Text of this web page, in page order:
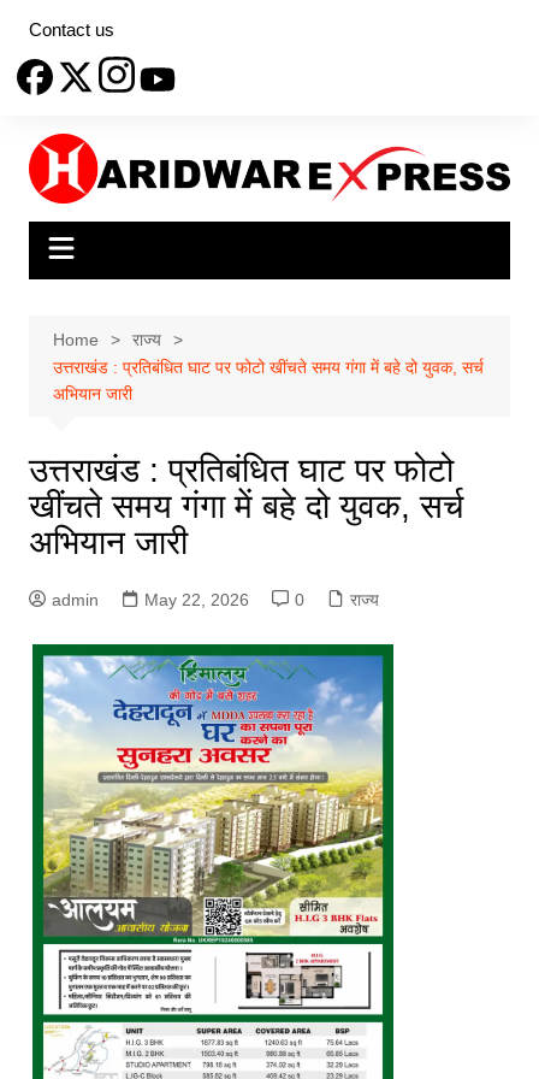
content
Contact us
Home
राज्य
उत्तराखंड : प्रतिबंधित घाट पर फोटो खींचते समय गंगा में बहे दो युवक, सर्च
अभियान जारी
उत्तराखंड : प्रतिबंधित घाट पर फोटो
खींचते समय गंगा में बहे दो युवक, सर्च
अभियान जारी
admin May 22, 2026 0 राज्य